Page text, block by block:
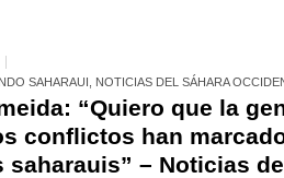
SAHARAUI NOTICIAS DEL SÁHARA
“Quiero que la
conflictos han
saharauis” – Noticias de